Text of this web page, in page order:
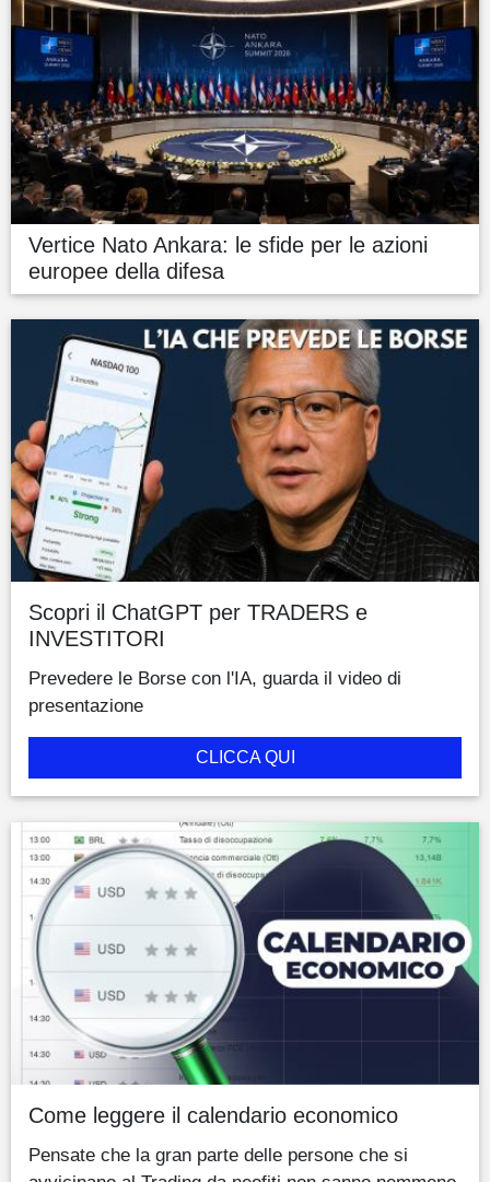
Vertice Nato Ankara: le sfide per le azioni
europee della difesa
Scopri il ChatGPT per TRADERS e
INVESTITORI
Prevedere le Borse con l'IA, guarda il video di
presentazione
CLICCA QUI
Come leggere il calendario economico
Pensate che la gran parte delle persone che si